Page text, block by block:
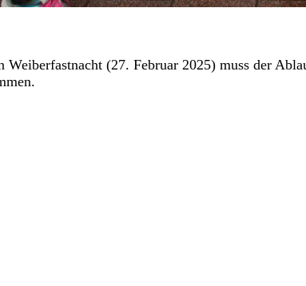
Weiberfastnacht (27. Februar 2025) muss der